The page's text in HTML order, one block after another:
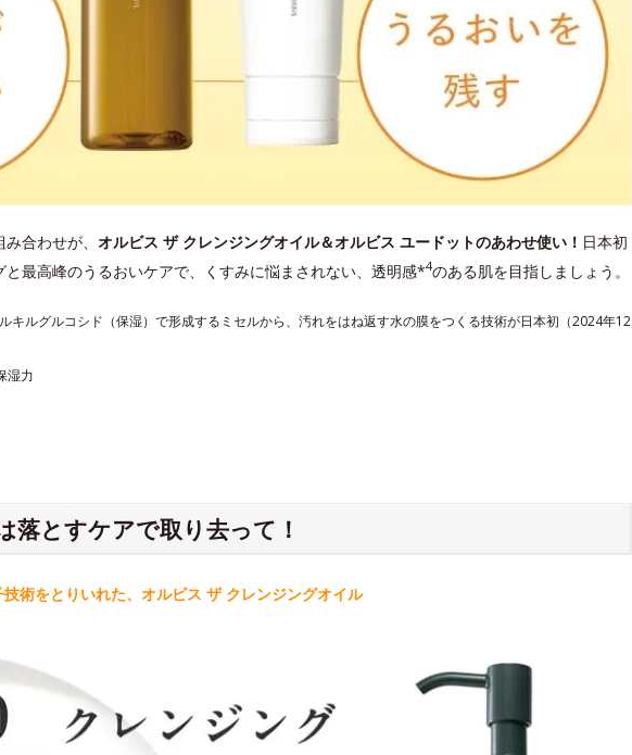
合わせが、 オルビス ザ クレンジングオイル＆オルビス ユードットのあわせ使い！ 日本初
最高峰のうるおいケアで、くすみに悩まされない、透明感*4のある肌を目指しましょう。
キルグルコシド（保湿）で形成するミセルから、汚れをはね返す水の膜をつくる技術が日本初（2024年12
湿力
落とすケアで取り去って！
術をとりいれた、オルビス ザ クレンジングオイル